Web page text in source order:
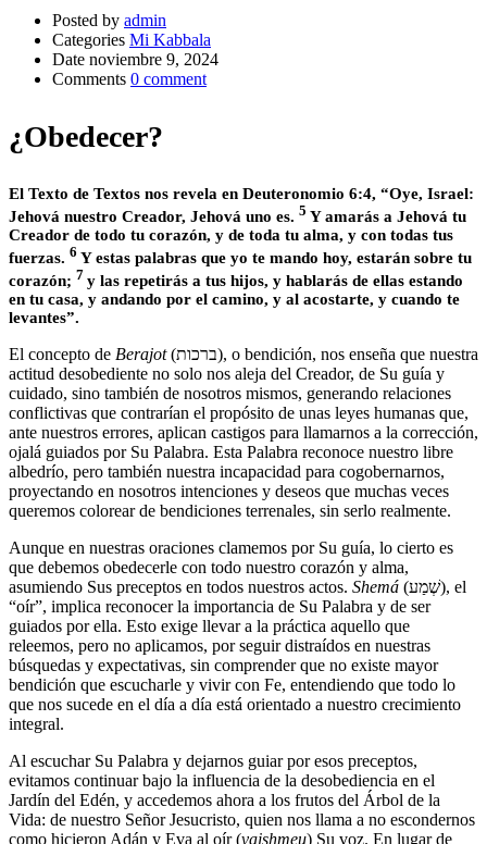
Posted by admin
Categories Mi Kabbala
Date noviembre 9, 2024
Comments 0 comment
¿Obedecer?
El Texto de Textos nos revela en Deuteronomio 6:4, “Oye, Israel:
Jehová nuestro Creador, Jehová uno es. 5 Y amarás a Jehová tu
Creador de todo tu corazón, y de toda tu alma, y con todas tus
fuerzas. 6 Y estas palabras que yo te mando hoy, estarán sobre tu
corazón; 7 y las repetirás a tus hijos, y hablarás de ellas estando
en tu casa, y andando por el camino, y al acostarte, y cuando te
levantes”.
El concepto de Berajot(ברכות), o bendición, nos enseña que nuestra
actitud desobediente no solo nos aleja del Creador, de Su guía y
cuidado, sino también de nosotros mismos, generando relaciones
conflictivas que contrarían el propósito de unas leyes humanas que,
ante nuestros errores, aplican castigos para llamarnos a la corrección,
ojalá guiados por Su Palabra. Esta Palabra reconoce nuestro libre
albedrío, pero también nuestra incapacidad para cogobernarnos,
proyectando en nosotros intenciones y deseos que muchas veces
queremos colorear de bendiciones terrenales, sin serlo realmente.
Aunque en nuestras oraciones clamemos por Su guía, lo cierto es
que debemos obedecerle con todo nuestro corazón y alma,
asumiendo Sus preceptos en todos nuestros actos. Shemá (שְׁמַע), el
“oír”, implica reconocer la importancia de Su Palabra y de ser
guiados por ella. Esto exige llevar a la práctica aquello que
releemos, pero no aplicamos, por seguir distraídos en nuestras
búsquedas y expectativas, sin comprender que no existe mayor
bendición que escucharle y vivir con Fe, entendiendo que todo lo
que nos sucede en el día a día está orientado a nuestro crecimiento
integral.
Al escuchar Su Palabra y dejarnos guiar por esos preceptos,
evitamos continuar bajo la influencia de la desobediencia en el
Jardín del Edén, y accedemos ahora a los frutos del Árbol de la
Vida: de nuestro Señor Jesucristo, quien nos llama a no escondernos
como hicieron Adán y Eva al oír (vaishmeu) Su voz. En lugar de